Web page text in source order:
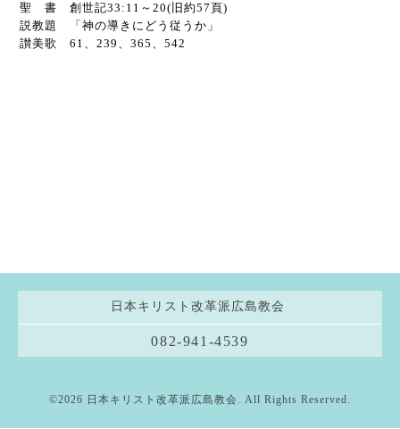
聖 書 創世記33:11～20(旧約57頁)
説教題 「神の導きにどう従うか」
讃美歌 61、239、365、542
日本キリスト改革派広島教会
082-941-4539
©2026 日本キリスト改革派広島教会. All Rights Reserved.